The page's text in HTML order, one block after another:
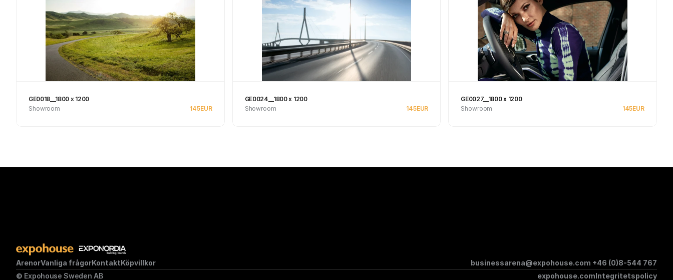
GE0018__1800 x 1200
Showroom
145EUR
GE0024__1800 x 1200
Showroom
145EUR
GE0027__1800 x 1200
Showroom
145EUR
ArenorVanliga frågorKontaktKöpvillkor businessarena@expohouse.com +46 (0)8-544 767
© Expohouse Sweden AB
expohouse.comIntegritetspolicy